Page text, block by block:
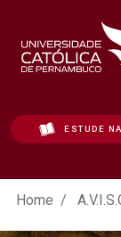
ESTUDE
A.V.I.S.O -
Home